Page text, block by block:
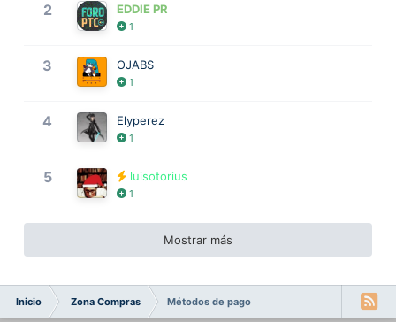
2 EDDIE PR
1
3 OJABS
1
4 Elyperez
1
5 luisotorius
1
Mostrar más
Inicio Zona Compras Métodos de pago